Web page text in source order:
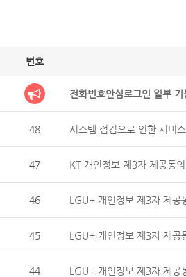
번호
전화번호안심로그인 일부 기
48 시스템 점검으로 인한 서비
47 KT 개인정보 제3자 제공동
46 LGU+ 개인정보 제3자
45 LGU+ 개인정보 제3자 제공
44 LGU+ 개인정보 제3자